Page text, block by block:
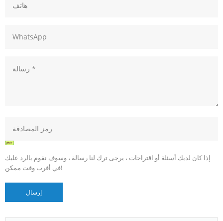
إذا كان لديك أسئلة أو اقتراحات ، يرجى ترك لنا رسالة ، وسوف نقوم بالرد عليك
في أقرب وقت ممكن!